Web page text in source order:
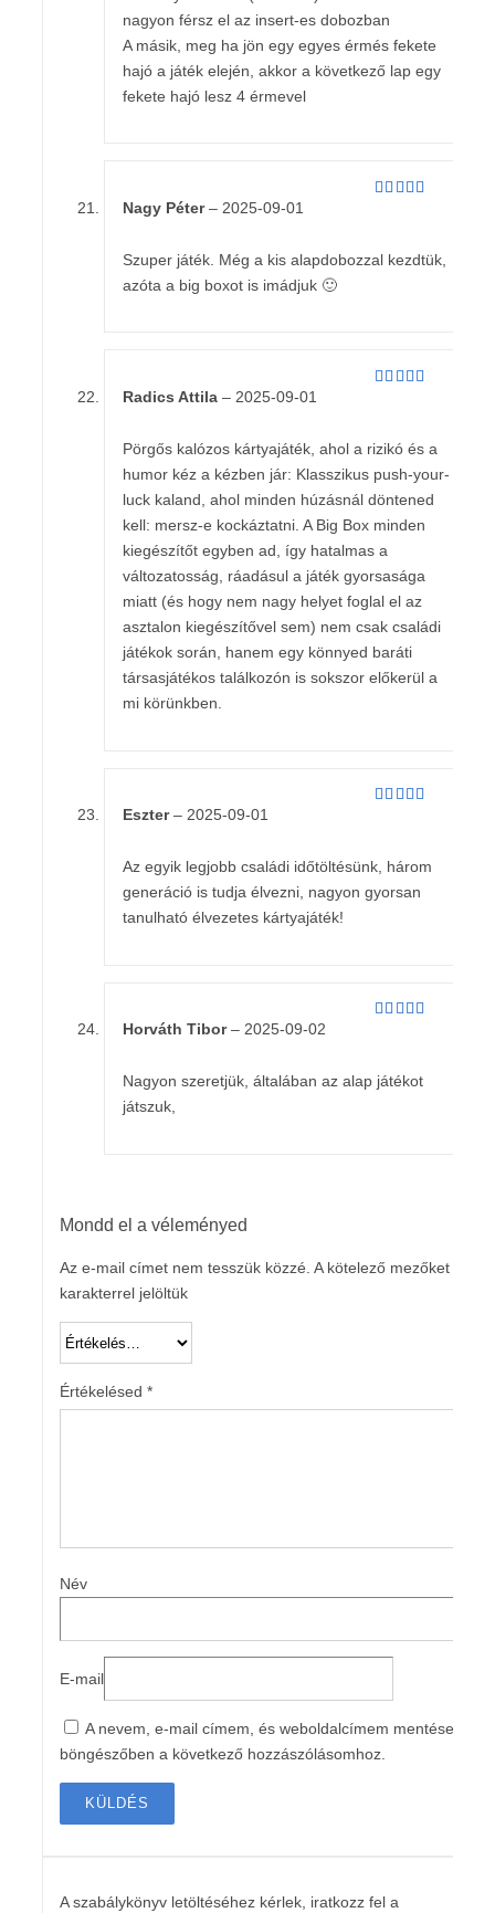
nagyon férsz el az insert-es dobozban
A másik, meg ha jön egy egyes érmés fekete
hajó a játék elején, akkor a következő lap egy
fekete hajó lesz 4 érmevel
Nagy Péter– 2025-09-01
Szuper játék. Még a kis alapdobozzal kezdtük,
azóta a big boxot is imádjuk 🙂
Radics Attila– 2025-09-01
Pörgős kalózos kártyajáték, ahol a rizikó és a
humor kéz a kézben jár: Klasszikus push-your-
luck kaland, ahol minden húzásnál döntened
kell: mersz-e kockáztatni. A Big Box minden
kiegészítőt egyben ad, így hatalmas a
változatosság, ráadásul a játék gyorsasága
miatt (és hogy nem nagy helyet foglal el az
asztalon kiegészítővel sem) nem csak családi
játékok során, hanem egy könnyed baráti
társasjátékos találkozón is sokszor előkerül a
mi körünkben.
Eszter– 2025-09-01
Az egyik legjobb családi időtöltésünk, három
generáció is tudja élvezni, nagyon gyorsan
tanulható élvezetes kártyajáték!
Horváth Tibor– 2025-09-02
Nagyon szeretjük, általában az alap játékot
játszuk,
Mondd el a véleményed
Az e-mail címet nem tesszük közzé. A kötelező mezőket
karakterrel jelöltük
Értékelésed *
Név
E-mail
A nevem, e-mail címem, és weboldalcímem mentése a
böngészőben a következő hozzászólásomhoz.
A szabálykönyv letöltéséhez kérlek, iratkozz fel a